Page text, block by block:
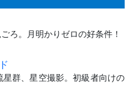
ろ。月明かりゼロの好条件！
群、星空撮影。初級者向けの